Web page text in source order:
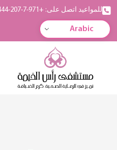
للمواعيد اتصل على: +971-7-207-4444
Arabic